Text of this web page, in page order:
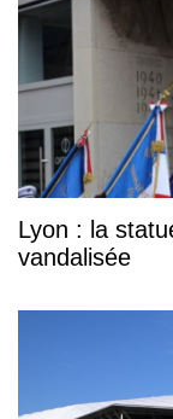
Lyon : la
vandalisée